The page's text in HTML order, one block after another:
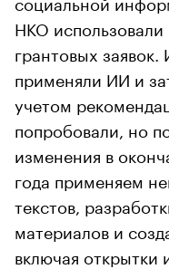
НКО
грантовых
применяли ИИ и
учетом
попробовали, но
изменения в
года применяем
текстов,
материалов и
включая открытки